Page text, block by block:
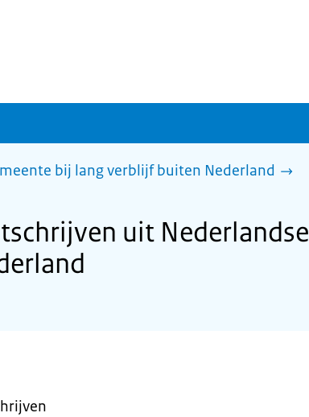
bij lang verblijf buiten Nederland
uit Nederlandse